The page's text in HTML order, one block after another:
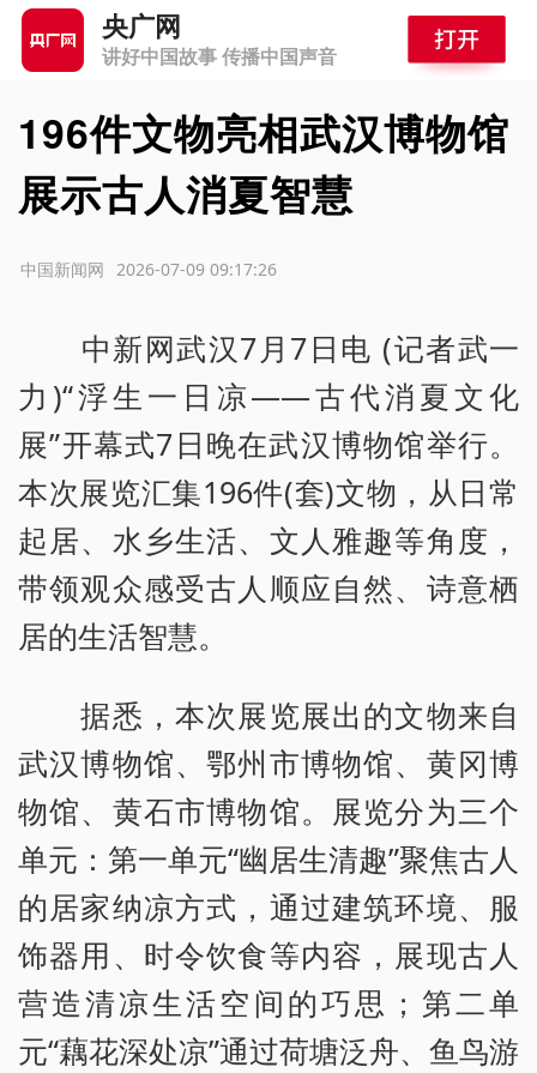
央广网
讲好中国故事 传播中国声音
196件文物亮相武汉博物馆
展示古人消夏智慧
2026-07-09 09:17:26
中国新闻网
中新网武汉7月7日电 (记者武一
力)“浮生一日凉——古代消夏文化
展”开幕式7日晚在武汉博物馆举行。
本次展览汇集196件(套)文物，从日常
起居、水乡生活、文人雅趣等角度，
带领观众感受古人顺应自然、诗意栖
居的生活智慧。
据悉，本次展览展出的文物来自
武汉博物馆、鄂州市博物馆、黄冈博
物馆、黄石市博物馆。展览分为三个
单元：第一单元“幽居生清趣”聚焦古人
的居家纳凉方式，通过建筑环境、服
饰器用、时令饮食等内容，展现古人
营造清凉生活空间的巧思；第二单
元“藕花深处凉”通过荷塘泛舟、鱼鸟游